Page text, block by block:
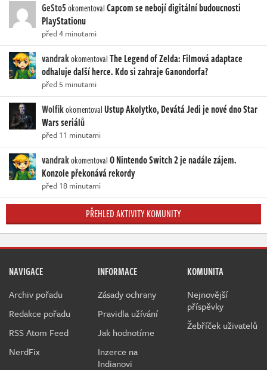
GeSto5okomentovalCapcom se nebojí digitální budoucnosti
PlayStationu
před 4 minutami
vandrakokomentovalThe Legend of Zelda: Filmová adaptace
odhaluje další herce. Kdo si zahraje Ganondorfa?
před 5 minutami
WolfikokomentovalUstup Akolytko, Devátá Jedi je nové dno Star
Wars seriálů
před 11 minutami
vandrakokomentovalO Nintendo Switch 2 je nadále zájem.
Konzole překonává rekordy
před 18 minutami
PŘEHLED AKTIVITY KOMUNITY
NAVIGACE
Archiv pořadu
Redakce pořadu
RSS Atom Feed
NerdFix
INFORMACE
Zásady ochrany
Pravidla užívání
Jak hodnotíme
Inzerce na
Indianovi
KOMUNITA
Nejnovější
příspěvky
Žebříček uživatelů